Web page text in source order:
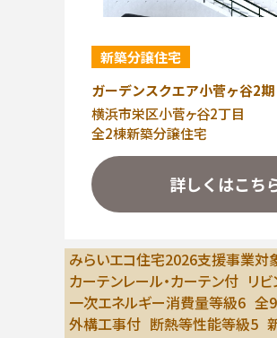
新築分譲住宅
ガーデンスクエア小菅ヶ谷2期
横浜市栄区小菅ヶ谷2丁目
全2棟新築分譲住宅
詳しくはこち
みらいエコ住宅2026支援事業対
カーテンレール・カーテン付 リ
一次エネルギー消費量等級6 全
外構工事付 断熱等性能等級5